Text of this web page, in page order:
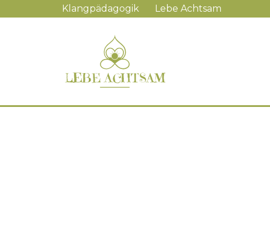
Navigation
überspringen
Klangpädagogik Lebe Achtsam